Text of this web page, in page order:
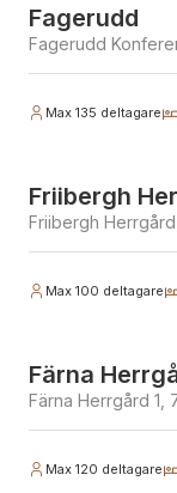
Fagerudd
Fagerudd
Max 135 deltagare
Friibergh
Friibergh
Max 100 deltagare
Färna
Färna Herrgård 1,
Max 120 deltagare